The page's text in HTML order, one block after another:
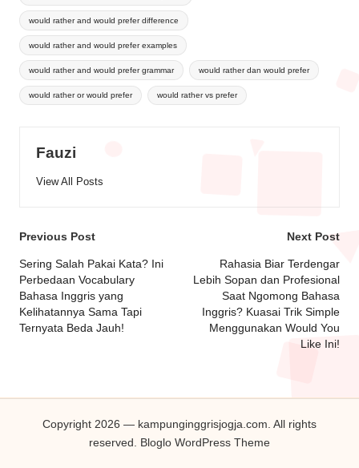
would rather and would prefer difference
would rather and would prefer examples
would rather and would prefer grammar would rather dan would prefer
would rather or would prefer would rather vs prefer
Fauzi
View All Posts
Previous Post
Sering Salah Pakai Kata? Ini
Perbedaan Vocabulary
Bahasa Inggris yang
Kelihatannya Sama Tapi
Ternyata Beda Jauh!
Next Post
Rahasia Biar Terdengar
Lebih Sopan dan Profesional
Saat Ngomong Bahasa
Inggris? Kuasai Trik Simple
Menggunakan Would You
Like Ini!
Copyright 2026 — kampunginggrisjogja.com. All rights
reserved.
Bloglo WordPress Theme